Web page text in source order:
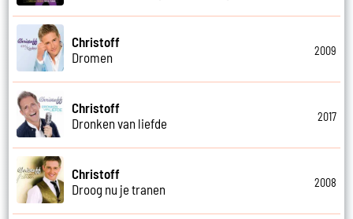
Christoff
Dromen
2009
Christoff
Dronken van liefde
2017
Christoff
Droog nu je tranen
2008